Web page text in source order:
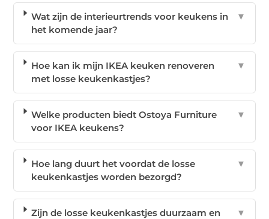
Wat zijn de interieurtrends voor keukens in
het komende jaar?
▼
Hoe kan ik mijn IKEA keuken renoveren
met losse keukenkastjes?
▼
Welke producten biedt Ostoya Furniture
voor IKEA keukens?
▼
Hoe lang duurt het voordat de losse
keukenkastjes worden bezorgd?
▼
Zijn de losse keukenkastjes duurzaam en
▼